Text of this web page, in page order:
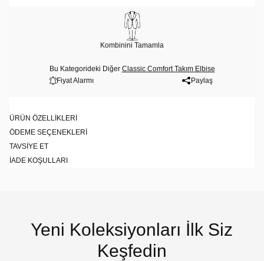
Kombinini Tamamla
Bu Kategorideki Diğer Classic Comfort Takım Elbise
Fiyat Alarmı
Paylaş
ÜRÜN ÖZELLIKLERI
ÖDEME SEÇENEKLERI
TAVSIYE ET
İADE KOŞULLARI
Yeni Koleksiyonları İlk Siz
Keşfedin